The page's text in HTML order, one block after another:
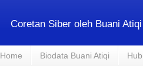
Coretan Siber oleh Buani
Home Biodata Buani Atiqi